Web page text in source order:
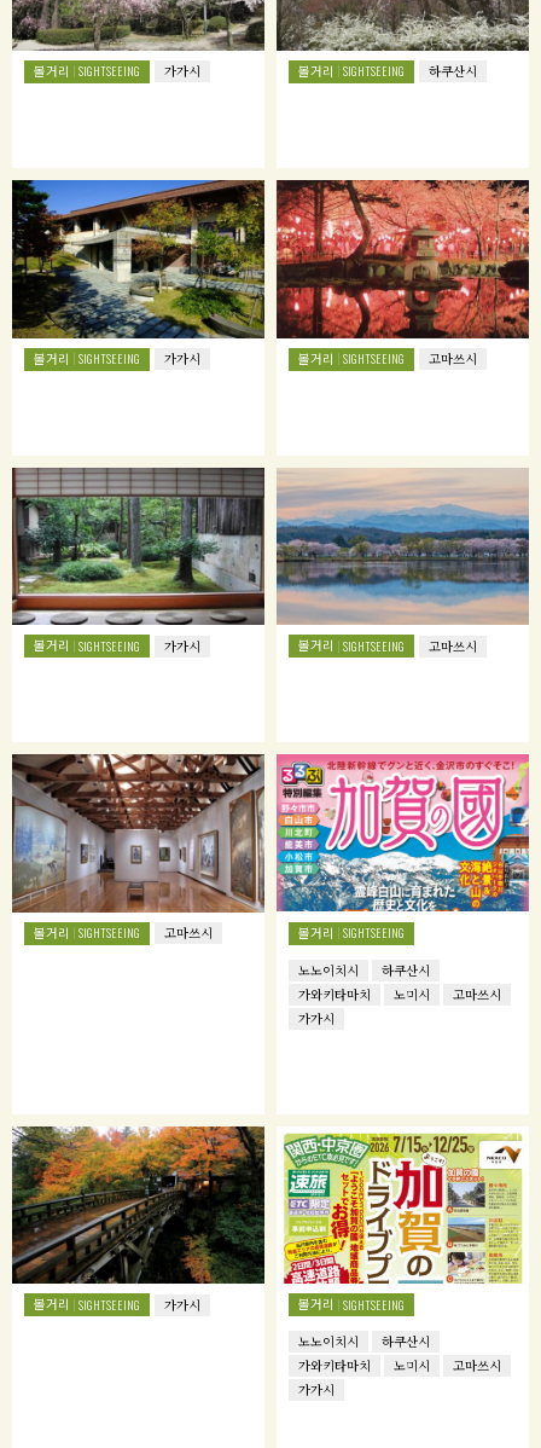
볼거리 SIGHTSEEING 가가시 볼거리 SIGHTSEEING 하쿠산시
볼거리 SIGHTSEEING 가가시 볼거리 SIGHTSEEING 고마쓰시
볼거리 SIGHTSEEING 가가시 볼거리 SIGHTSEEING 고마쓰시
볼거리 SIGHTSEEING 고마쓰시 볼거리 SIGHTSEEING
노노이치시
하쿠산시
가와키타마치
노미시
고마쓰시
가가시
볼거리 SIGHTSEEING 가가시 볼거리 SIGHTSEEING
노노이치시
하쿠산시
가와키타마치
노미시
고마쓰시
가가시